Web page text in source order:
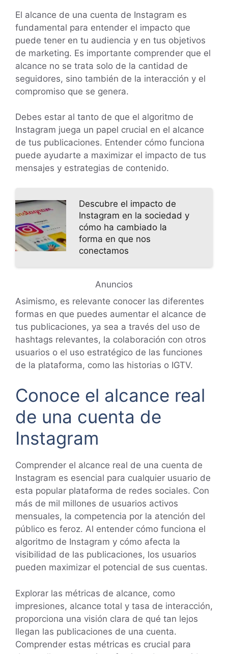
El alcance de una cuenta de Instagram es
fundamental para entender el impacto que
puede tener en tu audiencia y en tus objetivos
de marketing. Es importante comprender que el
alcance no se trata solo de la cantidad de
seguidores, sino también de la interacción y el
compromiso que se genera.
Debes estar al tanto de que el algoritmo de
Instagram juega un papel crucial en el alcance
de tus publicaciones. Entender cómo funciona
puede ayudarte a maximizar el impacto de tus
mensajes y estrategias de contenido.
Descubre el impacto de
Instagram en la sociedad y
cómo ha cambiado la
forma en que nos
conectamos
Anuncios
Asimismo, es relevante conocer las diferentes
formas en que puedes aumentar el alcance de
tus publicaciones, ya sea a través del uso de
hashtags relevantes, la colaboración con otros
usuarios o el uso estratégico de las funciones
de la plataforma, como las historias o IGTV.
Conoce el alcance real
de una cuenta de
Instagram
Comprender el alcance real de una cuenta de
Instagram es esencial para cualquier usuario de
esta popular plataforma de redes sociales. Con
más de mil millones de usuarios activos
mensuales, la competencia por la atención del
público es feroz. Al entender cómo funciona el
algoritmo de Instagram y cómo afecta la
visibilidad de las publicaciones, los usuarios
pueden maximizar el potencial de sus cuentas.
Explorar las métricas de alcance, como
impresiones, alcance total y tasa de interacción,
proporciona una visión clara de qué tan lejos
llegan las publicaciones de una cuenta.
Comprender estas métricas es crucial para